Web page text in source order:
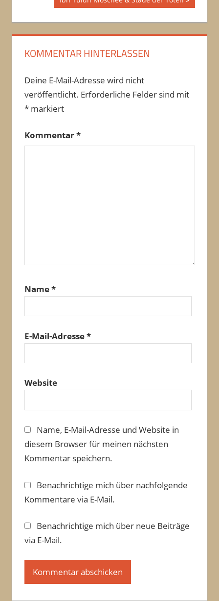
KOMMENTAR HINTERLASSEN
Deine E-Mail-Adresse wird nicht
veröffentlicht. Erforderliche Felder sind mit
*markiert
Kommentar*
Name*
E-Mail-Adresse*
Website
Name, E-Mail-Adresse und Website in
diesem Browser für meinen nächsten
Kommentar speichern.
Benachrichtige mich über nachfolgende
Kommentare via E-Mail.
Benachrichtige mich über neue Beiträge
via E-Mail.